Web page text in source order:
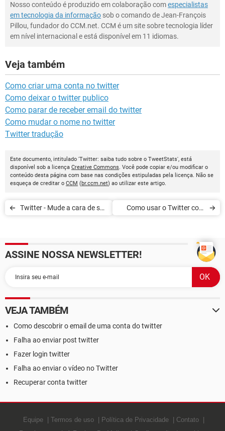
Nosso conteúdo é produzido em colaboração comespecialistas
em tecnologia da informação sob o comando de Jean-François
Pillou, fundador do CCM.net. CCM é um site sobre tecnologia líder
em nível internacional e está disponível em 11 idiomas.
Veja também
Como criar uma conta no twitter
Como deixar o twitter publico
Como parar de receber email do twitter
Como mudar o nome no twitter
Twitter tradução
Este documento, intitulado 'Twitter: saiba tudo sobre o TweetStats', está
disponível sob a licença Creative Commons. Você pode copiar e/ou modificar o
conteúdo desta página com base nas condições estipuladas pela licença. Não se
esqueça de creditar o CCM (br.ccm.net) ao utilizar este artigo.
Twitter - Mude a cara de seu
Como usar o Twitter com
instantâneas
ASSINE NOSSA NEWSLETTER!
VEJA TAMBÉM
Como descobrir o email de uma conta do twitter
Falha ao enviar post twitter
Fazer login twitter
Falha ao enviar o vídeo no Twitter
Recuperar conta twitter
Equipe Termos de uso Política de Privacidade
Contato